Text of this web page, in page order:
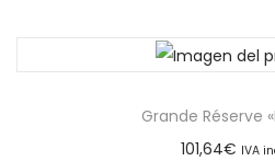
Grande Réserve
101,64€ IVA